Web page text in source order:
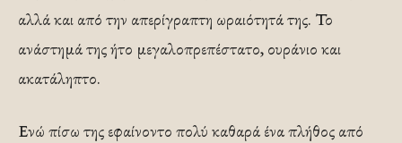
αλλά και από την απερίγραπτη ωραιότητά της. Το
ανάστημά της ήτο μεγαλοπρεπέστατο, ουράνιο και
ακατάληπτο.
Ενώ πίσω της εφαίνοντο πολύ καθαρά ένα πλήθος από